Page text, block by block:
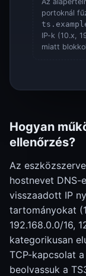
portoknál
IP-k (10.x,
miatt
Hogyan
ellenőrzés?
Az
hostnevet DNS-
visszaadott IP
tartományokat
192.168.0.0/16,
kategorikusan
TCP-kapcsolat
beolvassuk a